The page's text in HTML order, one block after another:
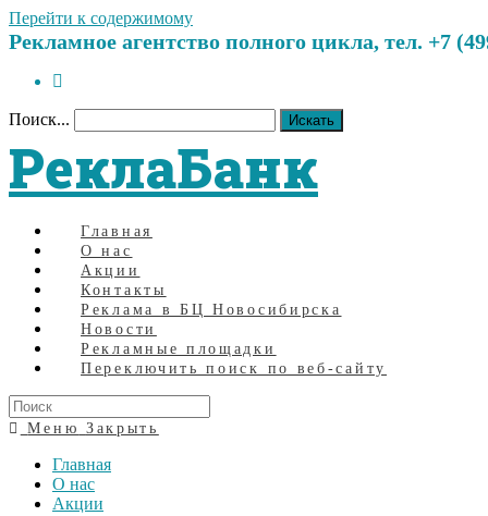
Перейти к содержимому
Рекламное агентство полного цикла, тел. +7
Поиск... Искать
РеклаБанк
Главная
О нас
Акции
Контакты
Реклама в БЦ Новосибирска
Новости
Рекламные площадки
Переключить поиск по веб-сайту
Меню Закрыть
Главная
О нас
Акции